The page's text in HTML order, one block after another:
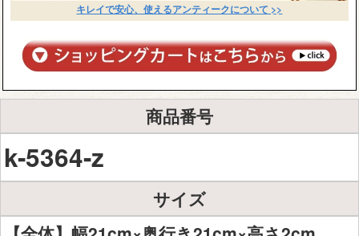
キレイで安心、使えるアンティークについて >>
商品番号
k-5364-z
サイズ